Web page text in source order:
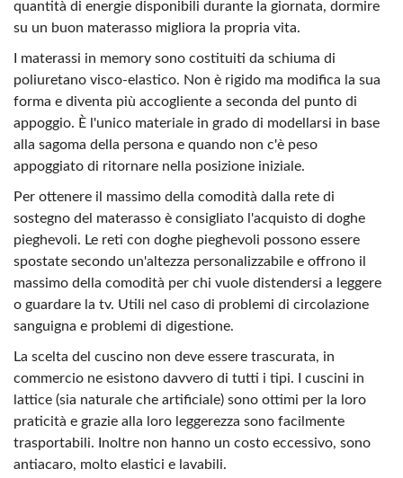
quantità di energie disponibili durante la giornata, dormire
su un buon materasso migliora la propria vita.
I materassi in memory sono costituiti da schiuma di
poliuretano visco-elastico. Non è rigido ma modifica la sua
forma e diventa più accogliente a seconda del punto di
appoggio. È l'unico materiale in grado di modellarsi in base
alla sagoma della persona e quando non c'è peso
appoggiato di ritornare nella posizione iniziale.
Per ottenere il massimo della comodità dalla rete di
sostegno del materasso è consigliato l'acquisto di doghe
pieghevoli. Le reti con doghe pieghevoli possono essere
spostate secondo un'altezza personalizzabile e offrono il
massimo della comodità per chi vuole distendersi a leggere
o guardare la tv. Utili nel caso di problemi di circolazione
sanguigna e problemi di digestione.
La scelta del cuscino non deve essere trascurata, in
commercio ne esistono davvero di tutti i tipi. I cuscini in
lattice (sia naturale che artificiale) sono ottimi per la loro
praticità e grazie alla loro leggerezza sono facilmente
trasportabili. Inoltre non hanno un costo eccessivo, sono
antiacaro, molto elastici e lavabili.